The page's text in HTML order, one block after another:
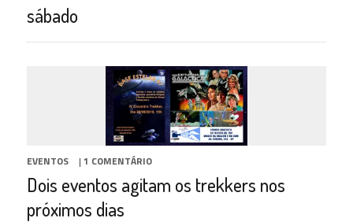
sábado
EVENTOS | 1 COMENTÁRIO
Dois eventos agitam os trekkers nos
próximos dias